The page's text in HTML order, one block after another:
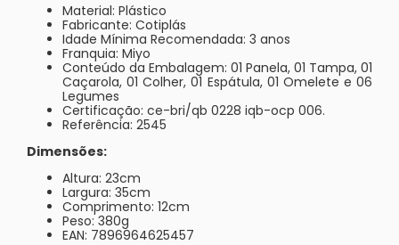
Material: Plástico
Fabricante: Cotiplás
Idade Mínima Recomendada: 3 anos
Franquia: Miyo
Conteúdo da Embalagem: 01 Panela, 01 Tampa, 01
Caçarola, 01 Colher, 01 Espátula, 01 Omelete e 06
Legumes
Certificação: ce-bri/qb 0228 iqb-ocp 006.
Referência: 2545
Dimensões:
Altura: 23cm
Largura: 35cm
Comprimento: 12cm
Peso: 380g
EAN: 7896964625457